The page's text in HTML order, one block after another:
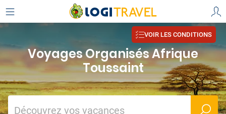
VOIR LES CONDITIONS
Voyages Organisés Afrique
Toussaint
Découvrez vos vacances